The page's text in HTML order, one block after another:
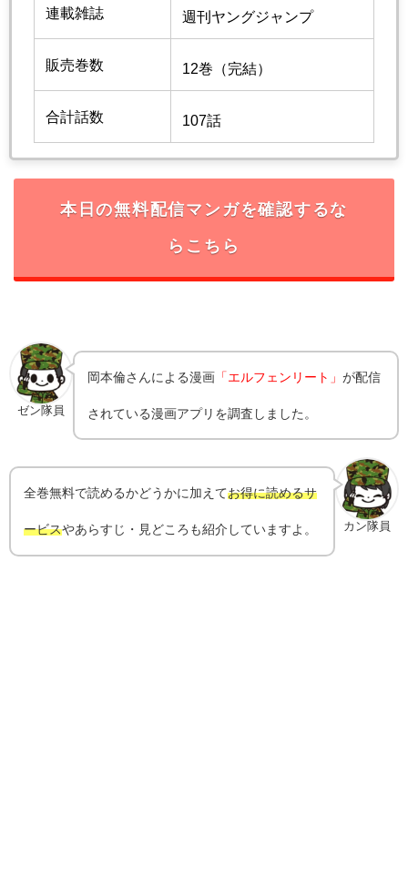
連載雑誌 週刊ヤングジャンプ
販売巻数 12巻（完結）
合計話数 107話
本日の無料配信マンガを確認するな
らこちら
ゼン隊員
岡本倫さんによる漫画 「エルフェンリート」が配信
されている漫画アプリを調査しました。
カン隊員
全巻無料で読めるかどうかに加えてお得に読めるサ
ービスやあらすじ・見どころも紹介していますよ。